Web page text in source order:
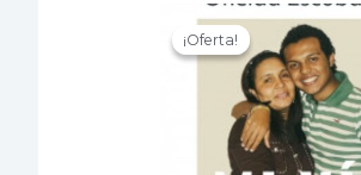
¡Oferta!
¡Oferta!